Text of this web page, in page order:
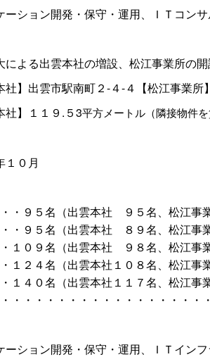
ーション開発・保守・運用、ＩＴコン
よる出雲本社の増設、松江事業所の開
社】出雲市駅南町２-４-４【松江事業
社】１１９.５3平方メートル（隣接物件
１０月
・９５名（出雲本社 ９５名、松江事
・９５名（出雲本社 ８９名、松江事
１０９名（出雲本社 ９８名、松江事
１２４名（出雲本社１０８名、松江事
１４０名（出雲本社１１７名、松江事
・・・・・・・・・・・・・・・・・
ーション開発・保守・運用、ＩＴイン